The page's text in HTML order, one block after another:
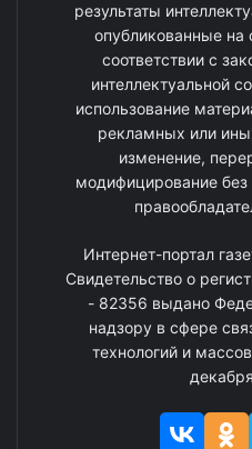
результаты
опубликованные на
соответствии с
интеллектуальной
использование
рекламных или
изменение,
модифицирование без
Интернет-портал
Свидетельство о
- 82356 выдано
надзору в сфере
технологий и